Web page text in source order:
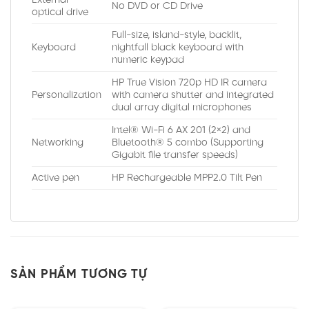
optical drive
No DVD or CD Drive
Keyboard
Full-size, island-style, backlit,
nightfall black keyboard with
numeric keypad
Personalization
HP True Vision 720p HD IR camera
with camera shutter and integrated
dual array digital microphones
Networking
Intel® Wi-Fi 6 AX 201 (2×2) and
Bluetooth® 5 combo (Supporting
Gigabit file transfer speeds)
Active pen HP Rechargeable MPP2.0 Tilt Pen
SẢN PHẨM TƯƠNG TỰ